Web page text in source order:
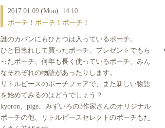
2017.01.09 (Mon) 14:10
ポーチ！ポーチ！ポーチ！
誰のカバンにもひとつは入っているポーチ。
ひと目惚れして買ったポーチ、プレゼントでもら
ったポーチ、何年も長く使っているポーチ、みん
なそれぞれの物語があったりします。
リトルピースのポーチフェアで、また新しい物語
を始めてみるのはどうでしょう？
kyoron、pige、みずいろの3作家さんのオリジナル
ポーチの他、リトルピースセレクトのポーチもた